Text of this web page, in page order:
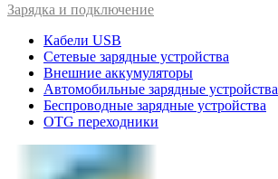
Зарядка и подключение
Кабели USB
Сетевые зарядные устройства
Внешние аккумуляторы
Автомобильные зарядные устройства
Беспроводные зарядные устройства
OTG переходники